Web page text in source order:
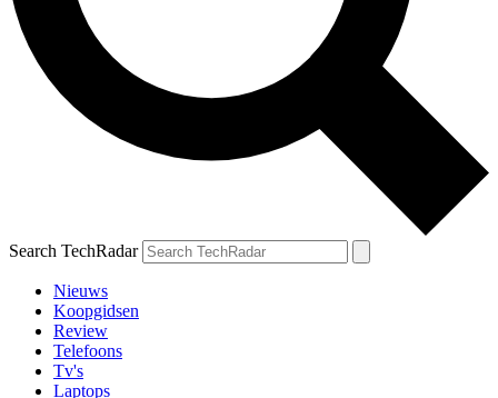
Search TechRadar
Nieuws
Koopgidsen
Review
Telefoons
Tv's
Laptops